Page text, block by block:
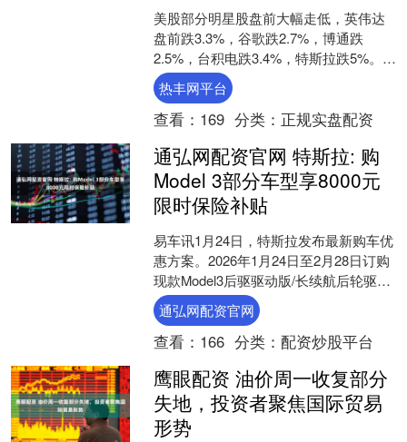
美股部分明星股盘前大幅走低，英伟达
盘前跌3.3%，谷歌跌2.7%，博通跌
2.5%，台积电跌3.4%，特斯拉跌5%。
文章来源：东方财富Choice数据 责任编
辑....
热丰网平台
查看： 169 分类： 正规实盘配资
通弘网配资官网 特斯拉: 购
Model 3部分车型享8000元
限时保险补贴
易车讯1月24日，特斯拉发布最新购车优
惠方案。2026年1月24日至2月28日订购
现款Model3后驱驱动版/长续航后轮驱动
版/长续航全轮驱动版可享限时8000....
通弘网配资官网
查看： 166 分类： 配资炒股平台
鹰眼配资 油价周一收复部分
失地，投资者聚焦国际贸易
形势